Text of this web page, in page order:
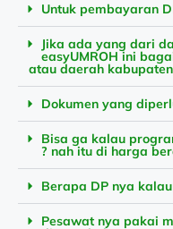
Untuk pembayaran
Jika ada yang dari
easyUMROH ini
atau daerah
Dokumen yang
Bisa ga kalau
? nah itu di harga
Berapa DP nya
Pesawat nya pakai